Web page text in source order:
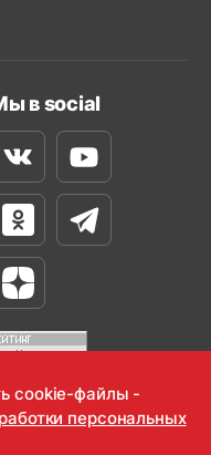
в social
ВконтактеYoutube
Одноклассники
Телеграм
Яндекс Дзен
cookie-файлы -
персональных